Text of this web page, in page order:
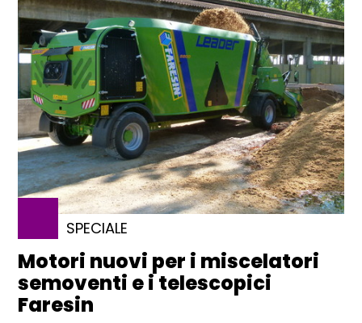
SPECIALE
Motori nuovi per i miscelatori
semoventi e i telescopici
Faresin